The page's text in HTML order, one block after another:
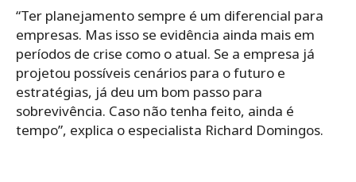
“Ter planejamento sempre é um diferencial para
empresas. Mas isso se evidência ainda mais em
períodos de crise como o atual. Se a empresa já
projetou possíveis cenários para o futuro e
estratégias, já deu um bom passo para
sobrevivência. Caso não tenha feito, ainda é
tempo”, explica o especialista Richard Domingos.